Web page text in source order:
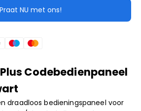
Praat NU met ons!
Codebedienpaneel
draadloos bedieningspaneel voor